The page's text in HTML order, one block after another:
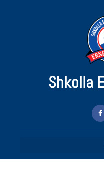
Shkolla